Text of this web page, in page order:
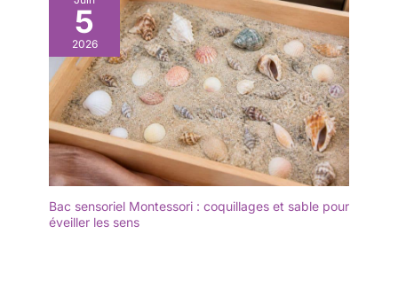
5
2026
Bac sensoriel Montessori : coquillages et sable pour
éveiller les sens